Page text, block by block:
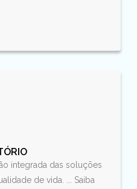
integrada das soluções
de vida. ... Saiba